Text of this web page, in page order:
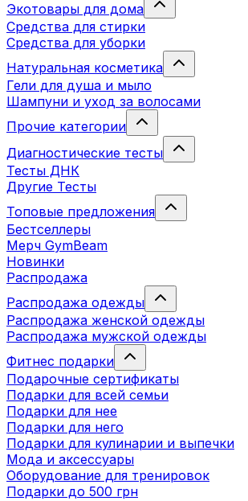
Экотовары для дома
Средства для стирки
Средства для уборки
Натуральная косметика
Гели для душа и мыло
Шампуни и уход за волосами
Прочие категории
Диагностические тесты
Тесты ДНК
Другие Тесты
Топовые предложения
Бестселлеры
Мерч GymBeam
Новинки
Распродажа
Распродажа одежды
Распродажа женской одежды
Распродажа мужской одежды
Фитнес подарки
Подарочные сертификаты
Подарки для всей семьи
Подарки для нее
Подарки для него
Подарки для кулинарии и выпечки
Мода и аксессуары
Оборудование для тренировок
Подарки до 500 грн